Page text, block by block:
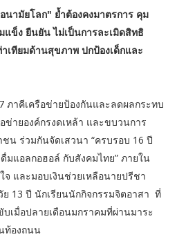
ามัยโลก" ย้ำต้องคงมาตรการ คุม
ข็ง ยืนยัน ไม่เป็นการละเมิดสิทธิ
เทียมด้านสุขภาพ ปกป้องเด็กและ
ภาคีเครือข่ายป้องกันและลดผลกระทบ
ข่ายองค์กรงดเหล้า และขบวนการ
น ร่วมกันจัดเสวนา “ครบรอบ 16 ปี
แอลกอฮอล์ กับสังคมไทย” ภายใน
จ และมอบเงินช่วยเหลือนายปรีชา
13 ปี นักเรียนนักกิจกรรมจิตอาสา ที่
บเมื่อปลายเดือนมกราคมที่ผ่านมาระ
ท้องถนน